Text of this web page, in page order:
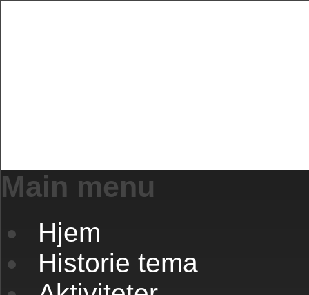
Main menu
to
Hjem
Historie tema